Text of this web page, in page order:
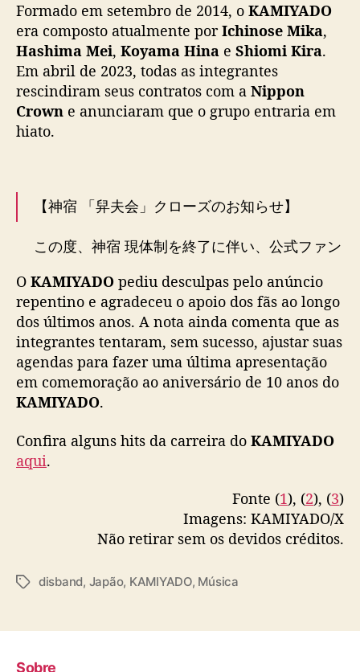
n
d
a
p
ó
s
e
m
n
o
d
h
i
a
Formado em setembro de 2014, o KAMIYADO
era composto atualmente porIchinose Mika,
Hashima Mei, Koyama Hina e Shiomi Kira.
Em abril de 2023, todas as integrantes
rescindiram seus contratos com a Nippon
Crown e anunciaram que o grupo entraria em
hiato.
【神宿 「舁夫会」クローズのお知らせ】
この度、神宿 現体制を終了に伴い、公式ファン
ーズさせていただきます。
急なお知らせとなり、再開をお待ちいただいて
いた皆さまには深くお詫び申し上げます。
https://t.co/Cq8EaFpsUc
— 神宿 (@kamiyado0907)August 19, 2024
O KAMIYADO pediu desculpas pelo anúncio
repentino e agradeceu o apoio dos fãs ao longo
dos últimos anos. A nota ainda comenta que as
integrantes tentaram, sem sucesso, ajustar suas
agendas para fazer uma última apresentação
em comemoração ao aniversário de 10 anos do
KAMIYADO.
Confira alguns hits da carreira do KAMIYADO
aqui.
Fonte (1), (2), (3)
Imagens: KAMIYADO/X
Não retirar sem os devidos créditos.
T
s
disband, Japão, KAMIYADO, Música
Sobre